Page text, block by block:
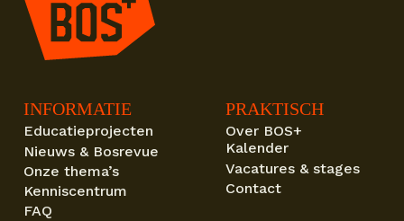
INFORMATIE
Educatieprojecten
Nieuws & Bosrevue
Onze thema’s
Kenniscentrum
FAQ
PRAKTISCH
Over BOS+
Kalender
Vacatures & stages
Contact